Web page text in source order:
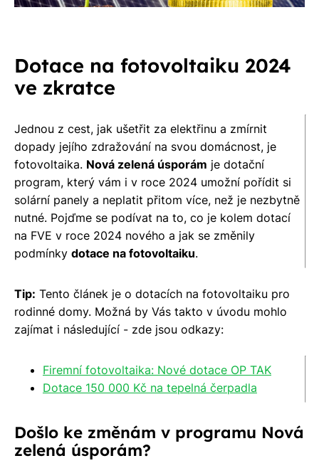
Dotace na fotovoltaiku 2024
ve zkratce
Jednou z cest, jak ušetřit za elektřinu a zmírnit
dopady jejího zdražování na svou domácnost, je
fotovoltaika. Nová zelená úsporám je dotační
program, který vám i v roce 2024 umožní pořídit si
solární panely a neplatit přitom více, než je nezbytně
nutné. Pojďme se podívat na to, co je kolem dotací
na FVE v roce 2024 nového a jak se změnily
podmínky dotace na fotovoltaiku.
Tip: Tento článek je o dotacích na fotovoltaiku pro
rodinné domy. Možná by Vás takto v úvodu mohlo
zajímat i následující - zde jsou odkazy:
Firemní fotovoltaika: Nové dotace OP TAK
Dotace 150 000 Kč na tepelná čerpadla
Došlo ke změnám v programu Nová
zelená úsporám?